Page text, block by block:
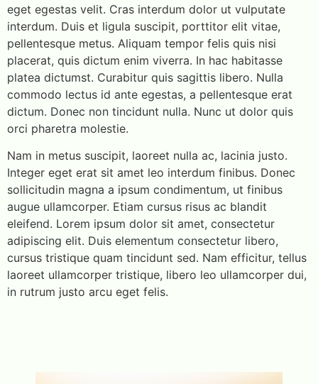
eget egestas velit. Cras interdum dolor ut vulputate
interdum. Duis et ligula suscipit, porttitor elit vitae,
pellentesque metus. Aliquam tempor felis quis nisi
placerat, quis dictum enim viverra. In hac habitasse
platea dictumst. Curabitur quis sagittis libero. Nulla
commodo lectus id ante egestas, a pellentesque erat
dictum. Donec non tincidunt nulla. Nunc ut dolor quis
orci pharetra molestie.
Nam in metus suscipit, laoreet nulla ac, lacinia justo.
Integer eget erat sit amet leo interdum finibus. Donec
sollicitudin magna a ipsum condimentum, ut finibus
augue ullamcorper. Etiam cursus risus ac blandit
eleifend. Lorem ipsum dolor sit amet, consectetur
adipiscing elit. Duis elementum consectetur libero,
cursus tristique quam tincidunt sed. Nam efficitur, tellus
laoreet ullamcorper tristique, libero leo ullamcorper dui,
in rutrum justo arcu eget felis.